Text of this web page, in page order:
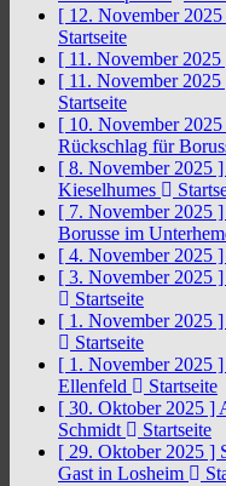
[ 12. November
Startseite
[ 11. November 2025
[ 11. November 2025
Startseite
[ 10. November
Rückschlag für
[ 8. November 2025 ]
Kieselhumes
[ 7. November 2025 ]
Borusse im
[ 4. November 2025 ]
[ 3. November 2025 ]
Startseite
[ 1. November 2025 ]
Startseite
[ 1. November 2025 ]
Ellenfeld
Startseite
[ 30. Oktober 2025 ]
Schmidt
Startseite
[ 29. Oktober 2025 ]
Gast in Losheim